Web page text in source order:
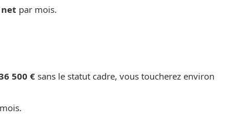
net par mois.
500 € sans le statut cadre, vous toucherez environ